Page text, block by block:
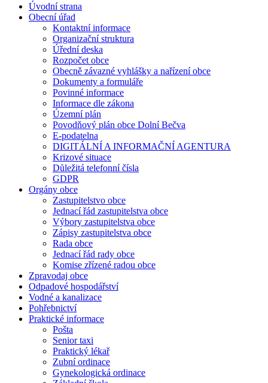
Úvodní strana
Obecní úřad
Kontaktní informace
Organizační struktura
Úřední deska
Rozpočet obce
Obecně závazné vyhlášky a nařízení obce
Dokumenty a formuláře
Povinné informace
Informace dle zákona
Územní plán
Povodňový plán obce Dolní Bečva
E-podatelna
DIGITÁLNÍ A INFORMAČNÍ AGENTURA
Krizové situace
Důležitá telefonní čísla
GDPR
Orgány obce
Zastupitelstvo obce
Jednací řád zastupitelstva obce
Výbory zastupitelstva obce
Zápisy zastupitelstva obce
Rada obce
Jednací řád rady obce
Komise zřízené radou obce
Zpravodaj obce
Odpadové hospodářství
Vodné a kanalizace
Pohřebnictví
Praktické informace
Pošta
Senior taxi
Praktický lékař
Zubní ordinace
Gynekologická ordinace